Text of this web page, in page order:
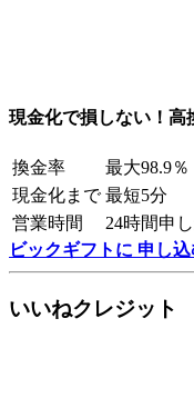
現金化で損しない！高
換金率
最大98.9％
現金化まで 最短5分
営業時間
24時間申
ビックギフトに 申し
いいねクレジット